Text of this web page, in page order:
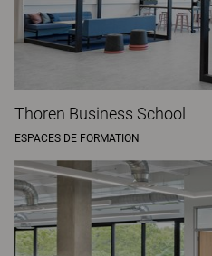
Thoren Business School
ESPACES DE FORMATION